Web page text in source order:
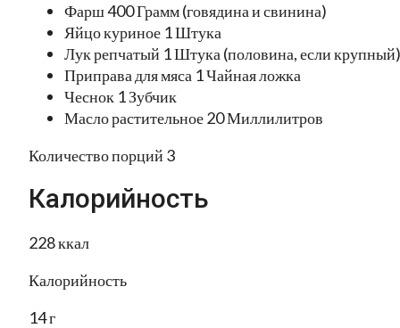
Фарш 400 Грамм (говядина и свинина)
Яйцо куриное 1 Штука
Лук репчатый 1 Штука (половина, если крупный)
Приправа для мяса 1 Чайная ложка
Чеснок 1 Зубчик
Масло растительное 20 Миллилитров
Количество порций 3
Калорийность
228 ккал
Калорийность
14 г